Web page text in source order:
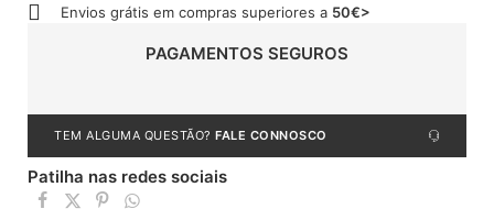
Envios grátis em compras superiores a 50€>
PAGAMENTOS SEGUROS
TEM ALGUMA QUESTÃO? FALE CONNOSCO
Patilha nas redes sociais